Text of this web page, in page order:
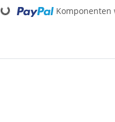
Loading... Komponenten